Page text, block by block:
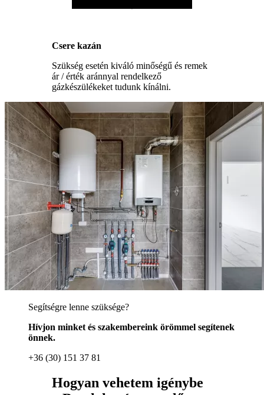
Csere kazán
Szükség esetén kiváló minőségű és remek
ár / érték aránnyal rendelkező
gázkészülékeket tudunk kínálni.
Segítségre lenne szüksége?
Hívjon minket és szakembereink örömmel segítenek
önnek.
+36 (30) 151 37 81
Hogyan vehetem igénybe